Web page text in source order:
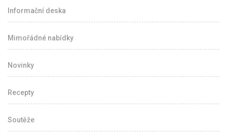
Informační deska
Mimořádné nabídky
Novinky
Recepty
Soutěže